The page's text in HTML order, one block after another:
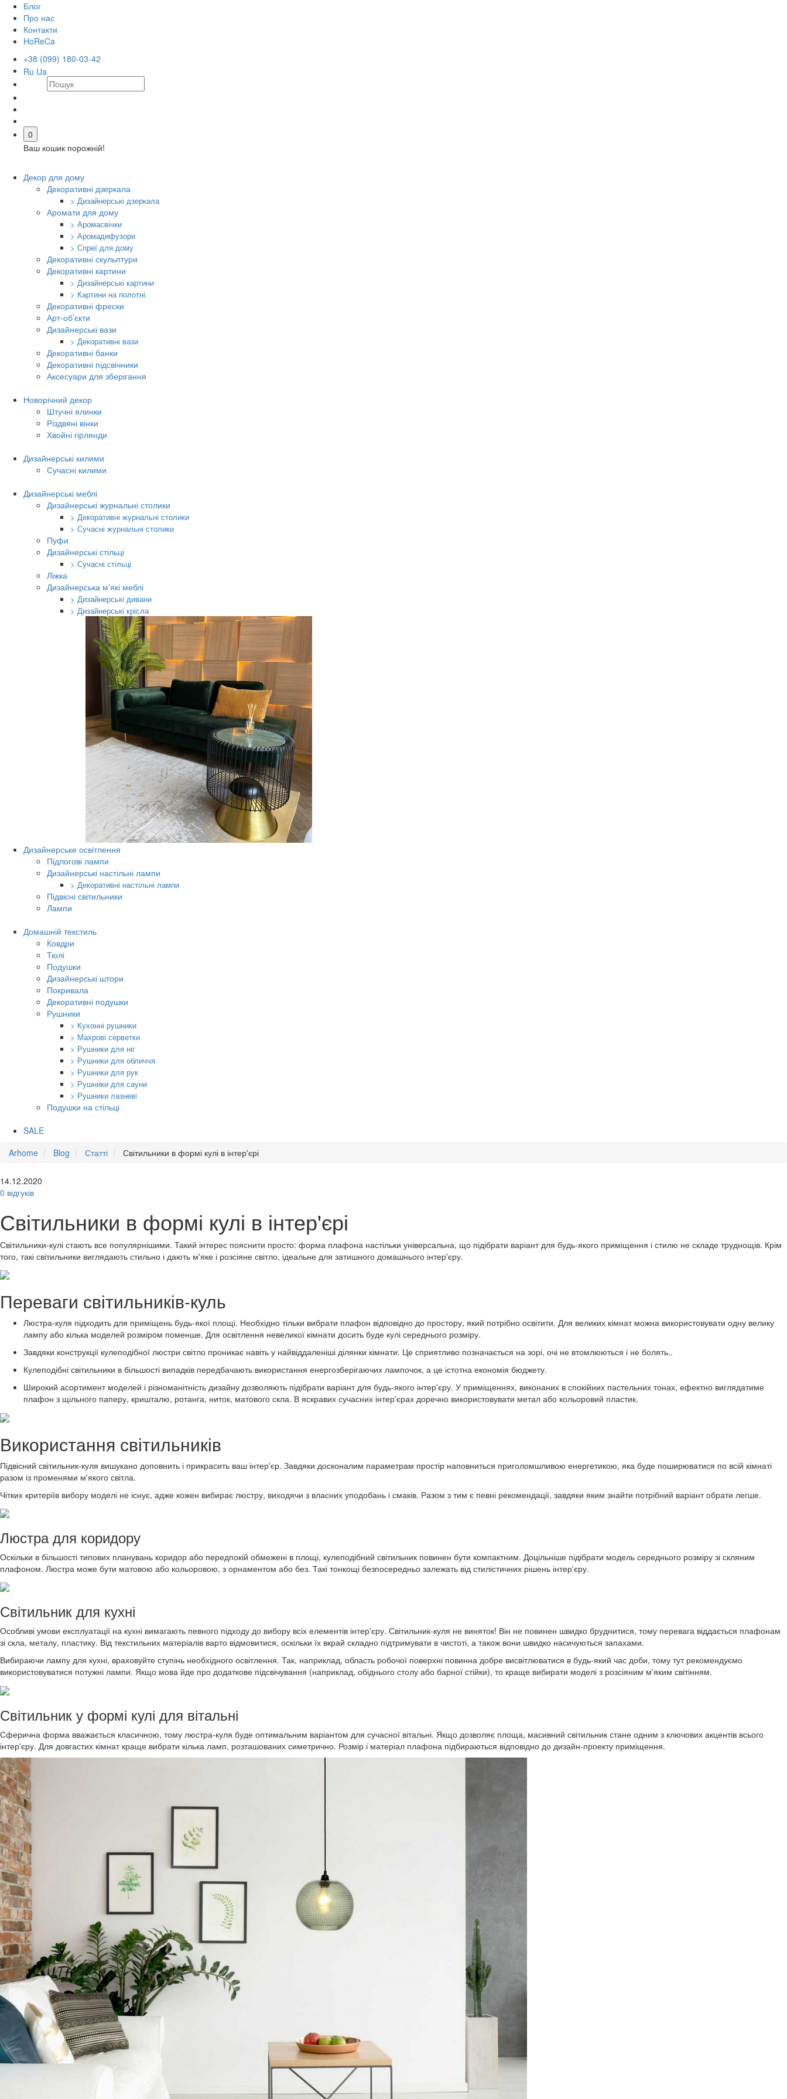
Блог
Про нас
Контакти
HoReCa
+38 (099) 180-03-42
Ru Ua
0
Ваш кошик порожній!
Декор для дому
Декоративні дзеркала
> Дизайнерські дзеркала
Аромати для дому
> Аромасвічки
> Аромадифузори
> Спреї для дому
Декоративні скульптури
Декоративні картини
> Дизайнерські картини
> Картини на полотні
Декоративні фрески
Арт-об’єкти
Дизайнерські вази
> Декоративні вази
Декоративні банки
Декоративні підсвічники
Аксесуари для зберігання
Новорічний декор
Штучні ялинки
Різдвяні вінки
Хвойні гірлянди
Дизайнерські килими
Сучасні килими
Дизайнерські меблі
Дизайнерські журнальні столики
> Декоративні журнальні столики
> Сучасні журнальні столики
Пуфи
Дизайнерські стільці
> Сучасні стільці
Ліжка
Дизайнерська м'які меблі
> Дизайнерські дивани
> Дизайнерські крісла
Дизайнерське освітлення
Підлогові лампи
Дизайнерські настільні лампи
> Декоративні настільні лампи
Підвісні світильники
Лампи
Домашній текстиль
Ковдри
Тюлі
Подушки
Дизайнерські штори
Покривала
Декоративні подушки
Рушники
> Кухонні рушники
> Махрові серветки
> Рушники для ніг
> Рушники для обличчя
> Рушники для рук
> Рушники для сауни
> Рушники лазневі
Подушки на стільці
SALE
Arhome
Blog Статті Світильники в формі кулі в інтер'єрі
14.12.2020
0 відгуків
Світильники в формі кулі в інтер'єрі
Світильники-кулі стають все популярнішими. Такий інтерес пояснити просто: форма плафона настільки універсальна, що підібрати варіант для будь-якого приміщення і стилю не складе труднощів. Крім
того, такі світильники виглядають стильно і дають м'яке і розсіяне світло, ідеальне для затишного домашнього інтер'єру.
Переваги світильників-куль
Люстра-куля підходить для приміщень будь-якої площі. Необхідно тільки вибрати плафон відповідно до простору, який потрібно освітити. Для великих кімнат можна використовувати одну велику
лампу або кілька моделей розміром поменше. Для освітлення невеликої кімнати досить буде кулі середнього розміру.
Завдяки конструкції кулеподібної люстри світло проникає навіть у найвіддаленіші ділянки кімнати. Це сприятливо позначається на зорі, очі не втомлюються і не болять..
Кулеподібні світильники в більшості випадків передбачають використання енергозберігаючих лампочок, а це істотна економія бюджету.
Широкий асортимент моделей і різноманітність дизайну дозволяють підібрати варіант для будь-якого інтер'єру. У приміщеннях, виконаних в спокійних пастельних тонах, ефектно виглядатиме
плафон з щільного паперу, кришталю, ротанга, ниток, матового скла. В яскравих сучасних інтер'єрах доречно використовувати метал або кольоровий пластик.
Використання світильників
Підвісний світильник-куля вишукано доповнить і прикрасить ваш інтер'єр. Завдяки досконалим параметрам простір наповниться приголомшливою енергетикою, яка буде поширюватися по всій кімнаті
разом із променями м'якого світла.
Чітких критеріїв вибору моделі не існує, адже кожен вибирає люстру, виходячи з власних уподобань і смаків. Разом з тим є певні рекомендації, завдяки яким знайти потрібний варіант обрати легше.
Люстра для коридору
Оскільки в більшості типових планувань коридор або передпокій обмежені в площі, кулеподібний світильник повинен бути компактним. Доцільніше підібрати модель середнього розміру зі скляним
плафоном. Люстра може бути матовою або кольоровою, з орнаментом або без. Такі тонкощі безпосередньо залежать від стилістичних рішень інтер'єру.
Світильник для кухні
Особливі умови експлуатації на кухні вимагають певного підходу до вибору всіх елементів інтер'єру. Світильник-куля не виняток! Він не повинен швидко бруднитися, тому перевага віддається плафонам
зі скла, металу, пластику. Від текстильних матеріалів варто відмовитися, оскільки їх вкрай складно підтримувати в чистоті, а також вони швидко насичуються запахами.
Вибираючи лампу для кухні, враховуйте ступінь необхідного освітлення. Так, наприклад, область робочої поверхні повинна добре висвітлюватися в будь-який час доби, тому тут рекомендуємо
використовуватися потужні лампи. Якщо мова йде про додаткове підсвічування (наприклад, обіднього столу або барної стійки), то краще вибирати моделі з розсіяним м'яким світінням.
Світильник у формі кулі для вітальні
Сферична форма вважається класичною, тому люстра-куля буде оптимальним варіантом для сучасної вітальні. Якщо дозволяє площа, масивний світильник стане одним з ключових акцентів всього
інтер'єру. Для довгастих кімнат краще вибрати кілька ламп, розташованих симетрично. Розмір і матеріал плафона підбираються відповідно до дизайн-проекту приміщення.